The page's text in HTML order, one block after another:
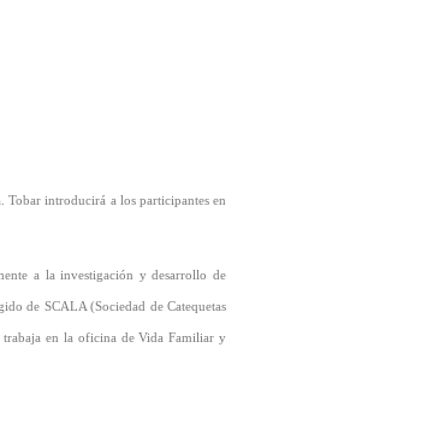
Tobar introducirá a los participantes en
a la investigación y desarrollo de
de SCALA (Sociedad de Catequetas
trabaja en la oficina de Vida Familiar y